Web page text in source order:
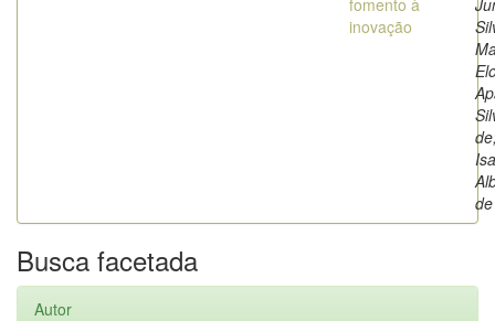
fomento à
inovação
de
Busca facetada
Autor